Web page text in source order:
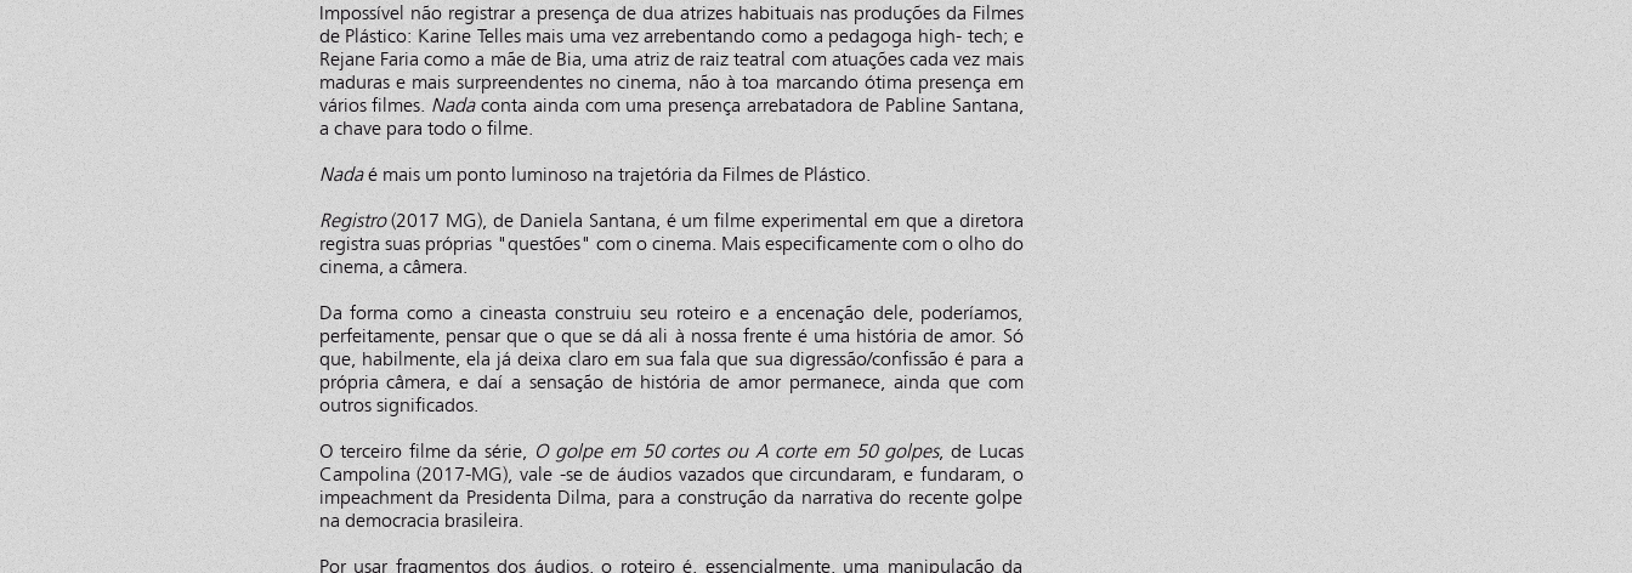
Impossível não registrar a presença de dua atrizes habituais nas produções da Filmes
de Plástico: Karine Telles mais uma vez arrebentando como a pedagoga high- tech; e
Rejane Faria como a mãe de Bia, uma atriz de raiz teatral com atuações cada vez mais
maduras e mais surpreendentes no cinema, não à toa marcando ótima presença em
vários filmes. Nadaconta ainda com uma presença arrebatadora de Pabline Santana,
a chave para todo o filme.
Nadaé mais um ponto luminoso na trajetória da Filmes de Plástico.
Registro(2017 MG), de Daniela Santana, é um filme experimental em que a diretora
registra suas próprias "questões" com o cinema. Mais especificamente com o olho do
cinema, a câmera.
Da forma como a cineasta construiu seu roteiro e a encenação dele, poderíamos,
perfeitamente, pensar que o que se dá ali à nossa frente é uma história de amor. Só
que, habilmente, ela já deixa claro em sua fala que sua digressão/confissão é para a
própria câmera, e daí a sensação de história de amor permanece, ainda que com
outros significados.
O terceiro filme da série, O golpe em 50 cortes ou A corte em 50 golpes, de Lucas
Campolina (2017-MG), vale -se de áudios vazados que circundaram, e fundaram, o
impeachment da Presidenta Dilma, para a construção da narrativa do recente golpe
na democracia brasileira.
Por usar fragmentos dos áudios, o roteiro é, essencialmente, uma manipulação da